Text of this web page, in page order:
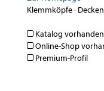
Klemmköpfe·
Katalog vorhanden
Online-Shop
Premium-Profil